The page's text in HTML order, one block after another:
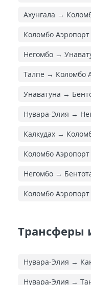
Ахунгала →
Коломбо
Негомбо →
Талпе → Коломбо
Унаватуна →
Нувара-Элия →
Калкудах →
Коломбо
Негомбо →
Коломбо
Трансферы
Нувара-Элия →
Нувара-Элия →